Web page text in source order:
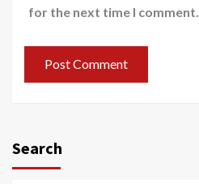
for the next time I comment.
Search